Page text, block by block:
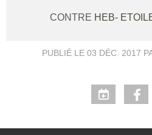
CONTRE HEB-
PUBLIÉ LE 03 DÉC. 2017